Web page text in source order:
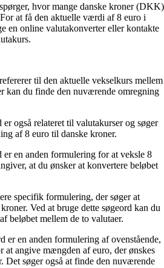
hvor mange danske kroner (DKK)
at få den aktuelle værdi af 8 euro i
en online valutakonverter eller kontakte
til den aktuelle vekselkurs mellem
kan du finde den nuværende omregning
også relateret til valutakurser og søger
af 8 euro til danske kroner.
en anden formulering for at veksle 8
at du ønsker at konvertere beløbet
specifik formulering, der søger at
Ved at bruge dette søgeord kan du
beløbet mellem de to valutaer.
er en anden formulering af ovenstående,
at angive mængden af euro, der ønskes
Det søger også at finde den nuværende